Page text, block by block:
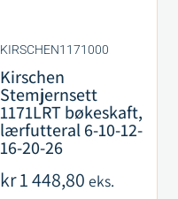
KIRSCHEN1171000
Kirschen
Stemjernsett
1171LRT bøkeskaft,
lærfutteral 6-10-12-
16-20-26
kr1 448,80 eks.